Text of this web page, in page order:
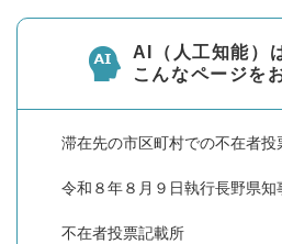
AI（人工知能）
こんなページを
滞在先の市区町村での不在者投
令和８年８月９日執行長野県知
不在者投票記載所